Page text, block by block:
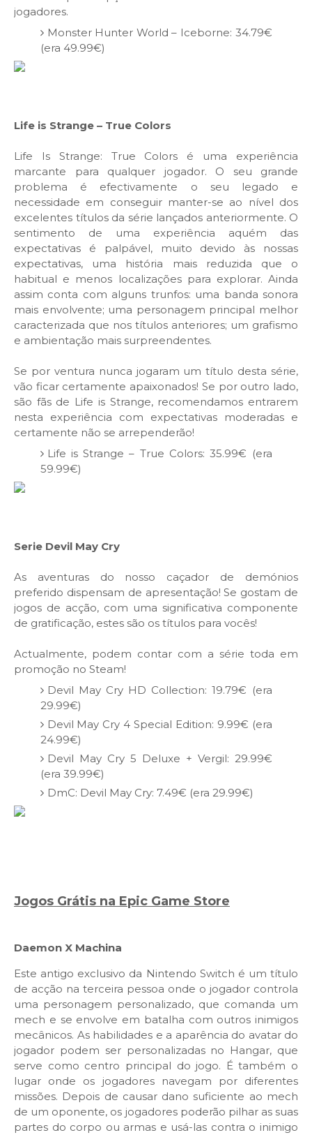
jogadores.
Monster Hunter World – Iceborne: 34.79€
(era 49.99€)
Life is Strange – True Colors
Life Is Strange: True Colors é uma experiência
marcante para qualquer jogador. O seu grande
problema é efectivamente o seu legado e
necessidade em conseguir manter-se ao nível dos
excelentes títulos da série lançados anteriormente. O
sentimento de uma experiência aquém das
expectativas é palpável, muito devido às nossas
expectativas, uma história mais reduzida que o
habitual e menos localizações para explorar. Ainda
assim conta com alguns trunfos: uma banda sonora
mais envolvente; uma personagem principal melhor
caracterizada que nos títulos anteriores; um grafismo
e ambientação mais surpreendentes.
Se por ventura nunca jogaram um título desta série,
vão ficar certamente apaixonados! Se por outro lado,
são fãs de Life is Strange, recomendamos entrarem
nesta experiência com expectativas moderadas e
certamente não se arrependerão!
Life is Strange – True Colors: 35.99€ (era
59.99€)
Serie Devil May Cry
As aventuras do nosso caçador de demónios
preferido dispensam de apresentação! Se gostam de
jogos de acção, com uma significativa componente
de gratificação, estes são os títulos para vocês!
Actualmente, podem contar com a série toda em
promoção no Steam!
Devil May Cry HD Collection: 19.79€ (era
29.99€)
Devil May Cry 4 Special Edition: 9.99€ (era
24.99€)
Devil May Cry 5 Deluxe + Vergil: 29.99€
(era 39.99€)
DmC: Devil May Cry: 7.49€ (era 29.99€)
Jogos Grátis na Epic Game Store
Daemon X Machina
Este antigo exclusivo da Nintendo Switch é um título
de acção na terceira pessoa onde o jogador controla
uma personagem personalizado, que comanda um
mech e se envolve em batalha com outros inimigos
mecânicos. As habilidades e a aparência do avatar do
jogador podem ser personalizadas no Hangar, que
serve como centro principal do jogo. É também o
lugar onde os jogadores navegam por diferentes
missões. Depois de causar dano suficiente ao mech
de um oponente, os jogadores poderão pilhar as suas
partes do corpo ou armas e usá-las contra o inimigo